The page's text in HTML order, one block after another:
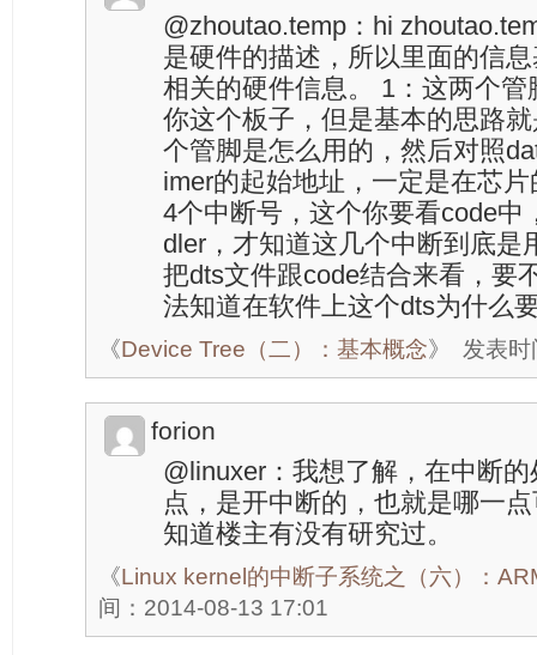
@zhoutao.temp：hi
是硬件的描述，所以里面的信
相关的硬件信息。 1：这两个
你这个板子，但是基本的思路
个管脚是怎么用的，然后对照
imer的起始地址，一定是在芯
4个中断号，这个你要看code中
dler，才知道这几个中断到底是
把dts文件跟code结合来看，要
法知道在软件上这个dts为什么
《Device Tree（二）：基本概念》 发表
forion
@linuxer：我想了解，在中断
点，是开中断的，也就是哪一
知道楼主有没有研究过。
《Linux kernel的中断子系统之（六）：
间：2014-08-13 17:01